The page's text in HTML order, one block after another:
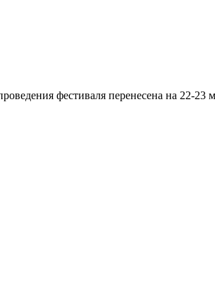
фестиваля перенесена на 22-23